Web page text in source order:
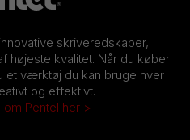
skriveredskaber,
højeste kvalitet. Når du køber
et værktøj du kan bruge hver
og effektivt.
Pentel her >